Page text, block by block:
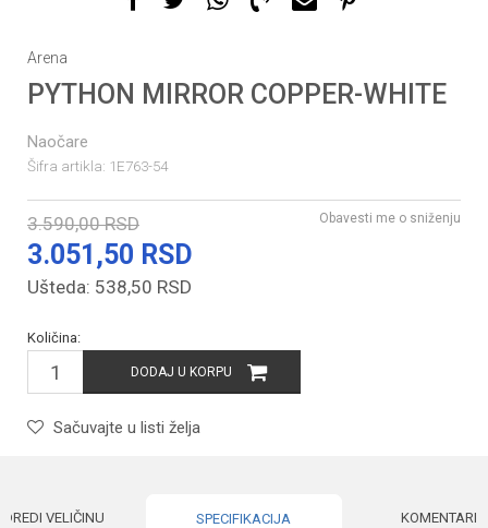
Arena
PYTHON MIRROR COPPER-WHITE
Naočare
Šifra artikla: 1E763-54
3.590,00 RSD
3.051,50 RSD
Ušteda: 538,50 RSD
Obavesti me o sniženju
Količina:
DODAJ U KORPU
Sačuvajte u listi želja
VELIČINU SPECIFIKACIJA KOMENTARI